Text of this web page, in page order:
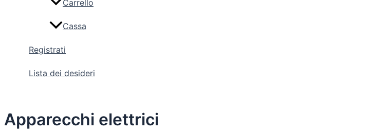
Carrello
Cassa
Registrati
Lista dei desideri
Apparecchi elettrici